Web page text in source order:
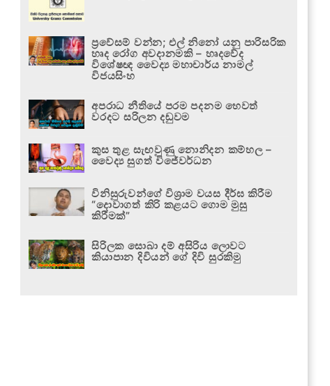
ප්‍රවේසම් වන්න; එල් නිනෝ යනු පාරිසරික
හෘද රෝග අවදානමකි – හෘදවේද
විශේෂඥ වෛද්‍ය මහාචාර්ය නාමල්
විජයසිංහ
අපරාධ නීතියේ පරම පදනම හෙවත්
වරදට සරිලන දඬුවම
කුස තුළ සැඟවුණු නොනිදන කම්හල –
වෛද්‍ය සුගත් විජේවර්ධන
විනිසුරුවන්ගේ විශ්‍රාම වයස දීර්ඝ කිරීම
“දොවාගත් කිරි කළයට ගොම මුසු
කිරීමක්”
සිරිලක සොබා දම් අසිරිය ලොවට
කියාපාන දිවියන් ගේ දිවි සුරකිමු